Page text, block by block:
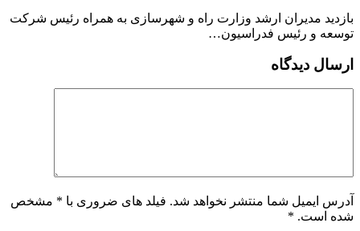
بازدید مدیران ارشد وزارت راه و شهرسازی به همراه رئیس شرکت
توسعه و رئیس فدراسیون…
ارسال دیدگاه
آدرس ایمیل شما منتشر نخواهد شد. فیلد های ضروری با * مشخص
شده است. *